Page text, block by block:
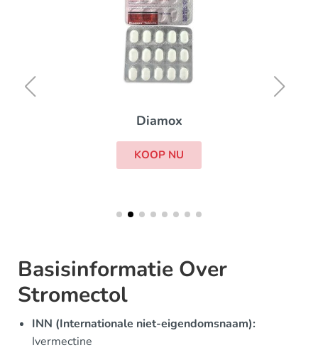
Diamox
KOOP NU
Basisinformatie Over
Stromectol
INN (Internationale niet-eigendomsnaam):
Ivermectine